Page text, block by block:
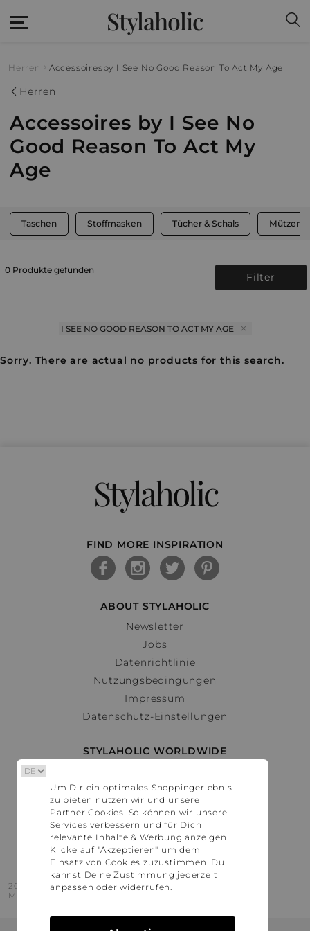
Stylaholic
Herren Accessoiresby I See No Good Reason To Act My Age
Herren
Accessoires by I See No
Good Reason To Act My
Age
Taschen Stoffmasken Tücher & Schals Mützen,
0 Produkte gefunden
Filter
I SEE NO GOOD REASON TO ACT MY AGE
Sorry. There are actual no products for this search.
Stylaholic
FIND MORE INSPIRATION
ABOUT STYLAHOLIC
Newsletter
Jobs
Datenrichtlinie
Nutzungsbedingungen
Impressum
Datenschutz-Einstellungen
STYLAHOLIC WORLDWIDE
Österreich
Schweiz
France
United States
2016 - 2026 © Stylaholic.
Made for you with love in munich.
Um Dir ein optimales Shoppingerlebnis
zu bieten nutzen wir und unsere
Partner Cookies. So können wir unsere
Services verbessern und für Dich
relevante Inhalte & Werbung anzeigen.
Klicke auf "Akzeptieren" um dem
Einsatz von Cookies zuzustimmen. Du
kannst Deine Zustimmung jederzeit
anpassen oder widerrufen.